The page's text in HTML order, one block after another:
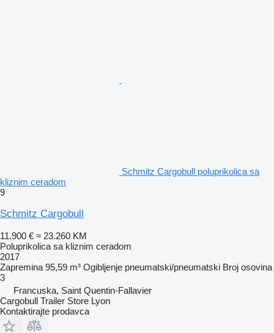
Schmitz Cargobull poluprikolica sa
kliznim ceradom
9
Schmitz Cargobull
11.900 € ≈ 23.260 KM
Poluprikolica sa kliznim ceradom
2017
Zapremina 95,59 m³ Ogibljenje pneumatski/pneumatski Broj osovina
3
Francuska, Saint Quentin-Fallavier
Cargobull Trailer Store Lyon
Kontaktirajte prodavca